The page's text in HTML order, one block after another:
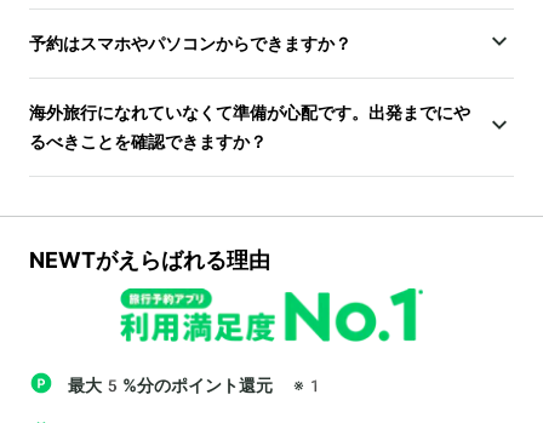
予約はスマホやパソコンからできますか？
海外旅行になれていなくて準備が心配です。出発までにや
るべきことを確認できますか？
NEWTがえらばれる理由
最大5%分のポイント還元 ※1